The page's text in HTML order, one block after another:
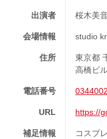
出演者 桜木美
会場情報 studio
住所
東京都
高橋ビ
電話番号
URL https://
補足情報 コスプレ